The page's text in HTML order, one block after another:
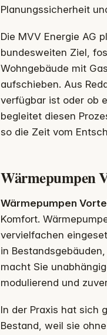
Planungssicherheit
Die MVV Energie AG
bundesweiten Ziel,
Wohngebäude mit
aufschieben. Aus
verfügbar ist oder ob
begleitet diesen
so die Zeit vom
Wärmepumpen
Wärmepumpen
Komfort.
vervielfachen
in
macht Sie
modulierend und
In der Praxis hat sich
Bestand, weil sie